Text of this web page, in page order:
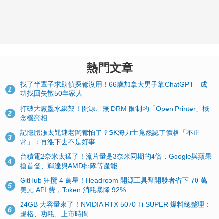
熱門文章
1
找了半輩子求助偵探都沒用！66歲加拿大男子靠ChatGPT，成
功找回失散50年家人
2
打破大廠墨水綁架！開源、無 DRM 限制的「Open Printer」概
念機亮相
3
記憶體漲太兇連老闆都怕了？SK海力士竟然認了價格「不正
常」：再漲下去不是好事
4
台積電2奈米太猛了！流片量是3奈米同期的4倍，Google與蘋果
搶首發、輝達與AMD排隊等產能
5
GitHub 狂攬 4 萬星！Headroom 開源工具幫開發者省下 70 萬
美元 API 費，Token 消耗暴降 92%
6
24GB 大容量來了！NVIDIA RTX 5070 Ti SUPER 爆料總整理：
規格、功耗、上市時間